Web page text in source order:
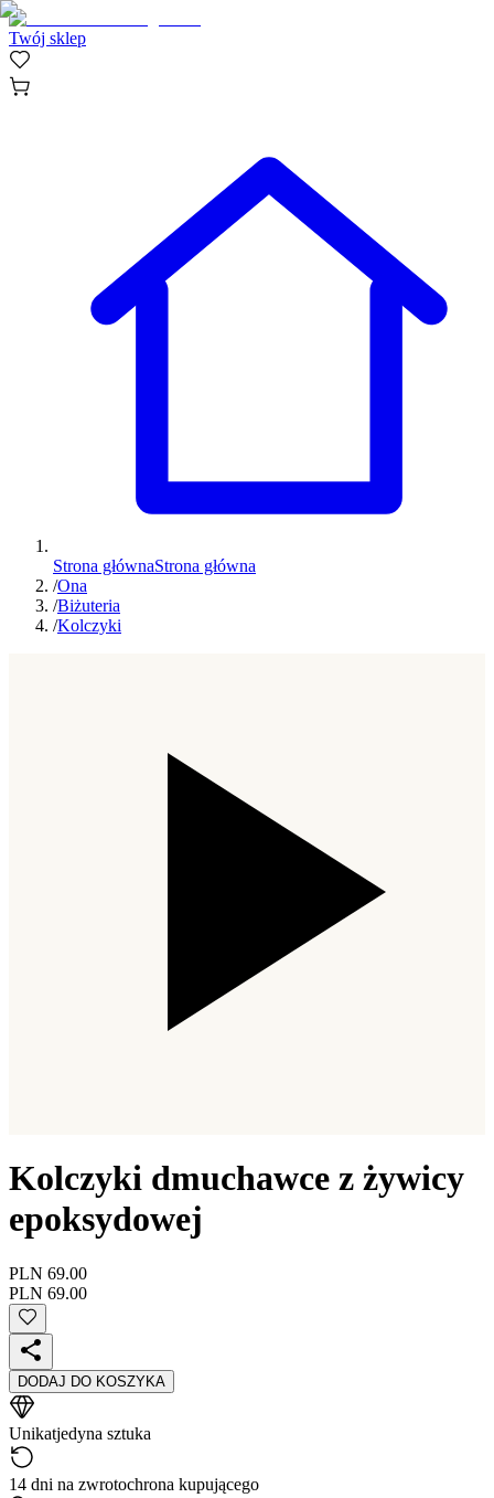
Twój sklep
Strona głównaStrona główna
/Ona
/Biżuteria
/Kolczyki
Kolczyki dmuchawce z żywicy
epoksydowej
PLN 69.00
PLN 69.00
DODAJ DO KOSZYKA
Unikatjedyna sztuka
14 dni na zwrotochrona kupującego